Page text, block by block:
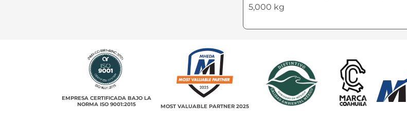
5,000 kg
EMPRESA CERTIFICADA BAJO LA
NORMA ISO 9001:2015
MOST VALUABLE PARTNER 2025